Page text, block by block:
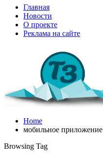
Главная
Новости
О проекте
Реклама на сайте
Home
мобильное приложение
Browsing Tag